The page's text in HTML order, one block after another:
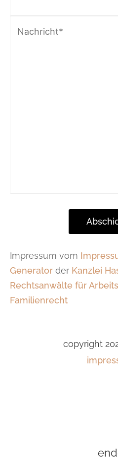
Impressum vom
Generator der Kanzlei
Rechtsanwälte für
Familienrecht
copyright